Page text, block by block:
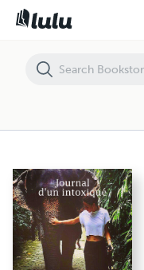
Journal d'un intoxiqué